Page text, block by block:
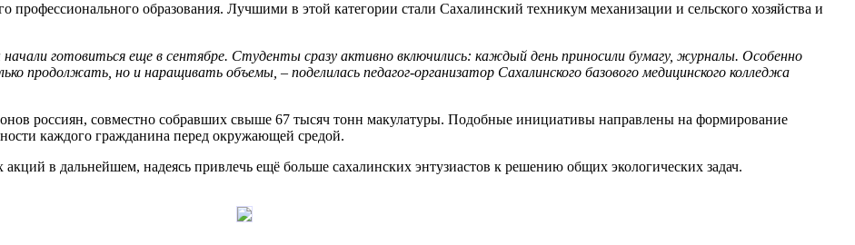
образования. Лучшими в этой категории стали Сахалинский техникум механизации и сельского хозяйства и
готовиться еще в сентябре. Студенты сразу активно включились: каждый день приносили бумагу, журналы. Особенно
продолжать, но и наращивать объемы, – поделилась педагог-организатор Сахалинского базового медицинского колледжа
россиян, совместно собравших свыше 67 тысяч тонн макулатуры. Подобные инициативы направлены на формирование
каждого гражданина перед окружающей средой.
в дальнейшем, надеясь привлечь ещё больше сахалинских энтузиастов к решению общих экологических задач.